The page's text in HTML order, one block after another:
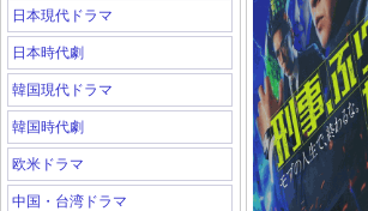
日本現代ドラマ
日本時代劇
韓国現代ドラマ
韓国時代劇
欧米ドラマ
中国・台湾ドラマ